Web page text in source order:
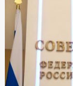
о
р
т